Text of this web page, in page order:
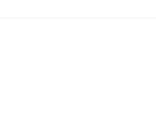
Copyright © 1987 - 2022